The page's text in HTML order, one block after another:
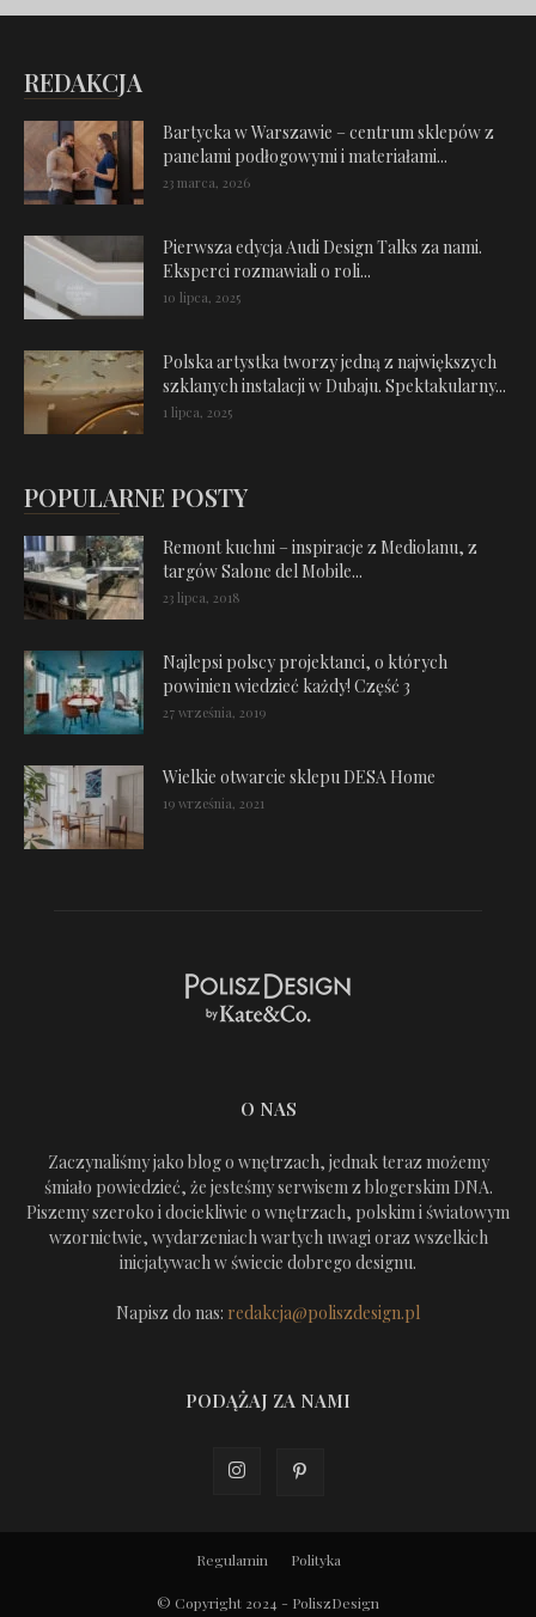
REDAKCJA
Bartycka w Warszawie – centrum sklepów z
panelami podłogowymi i materiałami...
23 marca, 2026
Pierwsza edycja Audi Design Talks za nami.
Eksperci rozmawiali o roli...
10 lipca, 2025
Polska artystka tworzy jedną z największych
szklanych instalacji w Dubaju. Spektakularny...
1 lipca, 2025
POPULARNE POSTY
Remont kuchni – inspiracje z Mediolanu, z
targów Salone del Mobile...
23 lipca, 2018
Najlepsi polscy projektanci, o których
powinien wiedzieć każdy! Część 3
27 września, 2019
Wielkie otwarcie sklepu DESA Home
19 września, 2021
O NAS
Zaczynaliśmy jako blog o wnętrzach, jednak teraz możemy
śmiało powiedzieć, że jesteśmy serwisem z blogerskim DNA.
Piszemy szeroko i dociekliwie o wnętrzach, polskim i światowym
wzornictwie, wydarzeniach wartych uwagi oraz wszelkich
inicjatywach w świecie dobrego designu.
Napisz do nas: redakcja@poliszdesign.pl
PODĄŻAJ ZA NAMI
Regulamin Polityka
© Copyright 2024 - PoliszDesign